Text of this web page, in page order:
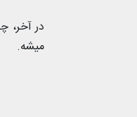
میشه.